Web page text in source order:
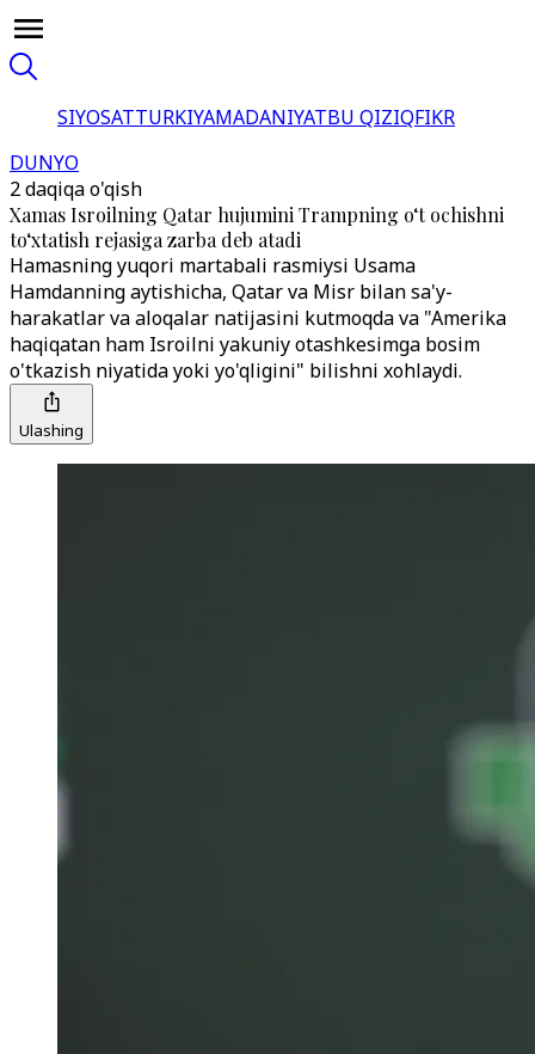
SIYOSATTURKIYAMADANIYATBU QIZIQFIKR
DUNYO
2 daqiqa o'qish
Xamas Isroilning Qatar hujumini Trampning o‘t ochishni
to‘xtatish rejasiga zarba deb atadi
Hamasning yuqori martabali rasmiysi Usama
Hamdanning aytishicha, Qatar va Misr bilan sa'y-
harakatlar va aloqalar natijasini kutmoqda va "Amerika
haqiqatan ham Isroilni yakuniy otashkesimga bosim
o'tkazish niyatida yoki yo'qligini" bilishni xohlaydi.
Ulashing